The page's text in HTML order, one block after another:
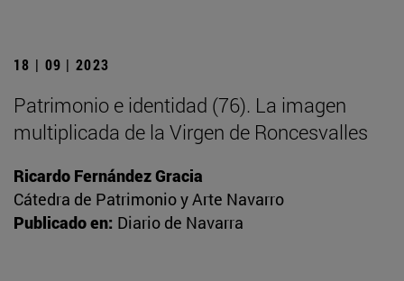
18 | 09 | 2023
Patrimonio e identidad (76). La imagen
multiplicada de la Virgen de Roncesvalles
Ricardo Fernández Gracia
Cátedra de Patrimonio y Arte Navarro
Publicado en: Diario de Navarra